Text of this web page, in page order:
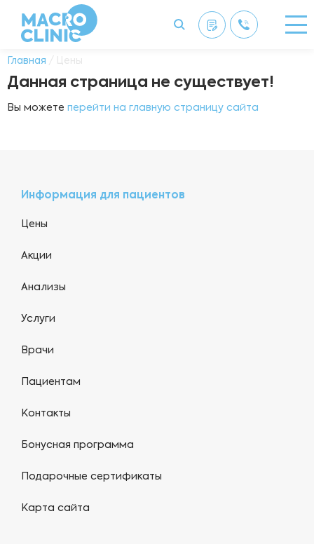
Главная / Цены
Данная страница не существует!
Вы можете перейти на главную страницу сайта
Информация для пациентов
Цены
Акции
Анализы
Услуги
Врачи
Пациентам
Контакты
Бонусная программа
Подарочные сертификаты
Карта сайта